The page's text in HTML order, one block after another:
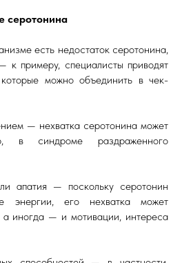
серотонина
есть недостаток серотонина,
к примеру, специалисты приводят
можно объединить в чек-
— нехватка серотонина может
в синдроме раздраженного
апатия — поскольку серотонин
энергии, его нехватка может
а иногда — и мотивации, интереса